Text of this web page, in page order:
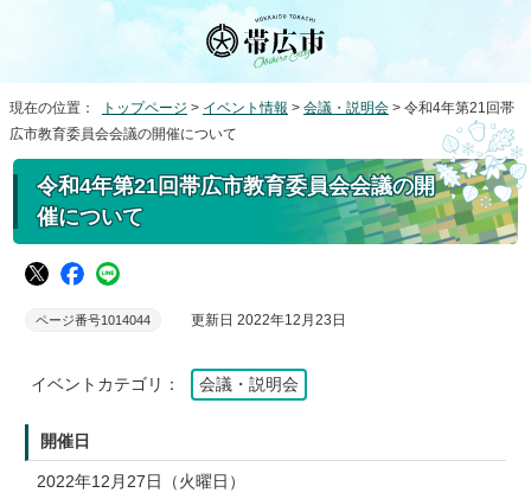
現在の位置： トップページ > イベント情報 > 会議・説明会 > 令和4年第21回帯
広市教育委員会会議の開催について
令和4年第21回帯広市教育委員会会議の開
催について
ページ番号1014044 更新日 2022年12月23日
イベントカテゴリ： 会議・説明会
開催日
2022年12月27日（火曜日）